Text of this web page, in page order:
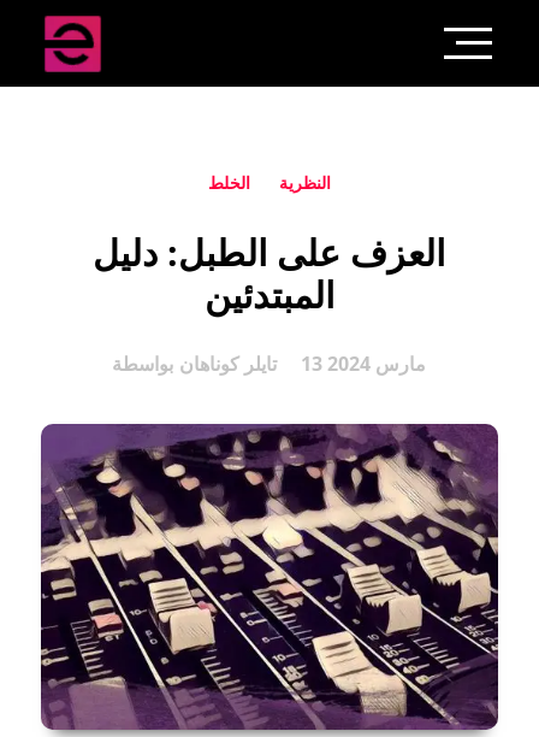
الخلط النظرية
العزف على الطبل: دليل
المبتدئين
بواسطة تايلر كوناهان 13 مارس 2024